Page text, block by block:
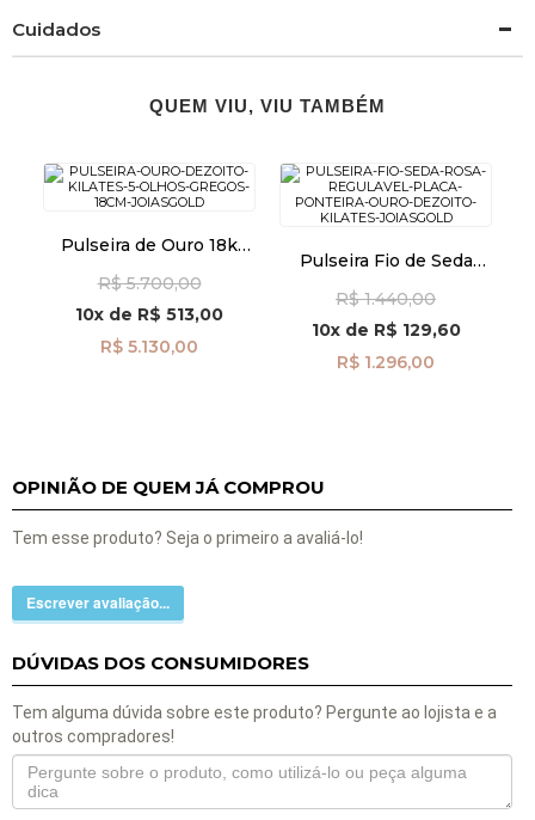
Cuidados
QUEM VIU, VIU TAMBÉM
Pulseira de Ouro 18k
com 18cm pu06598
R$ 5.700,00
10x de R$ 513,00
R$ 5.130,00
Pulseira Fio de Seda
Ponteira de Ouro 18k
pu08606
R$ 1.440,00
10xde R$ 129,60
R$ 1.296,00
OPINIÃO DE QUEM JÁ COMPROU
Tem esse produto? Seja o primeiro a avaliá-lo!
Escrever avaliação...
DÚVIDAS DOS CONSUMIDORES
Tem alguma dúvida sobre este produto? Pergunte ao lojista e a
outros compradores!